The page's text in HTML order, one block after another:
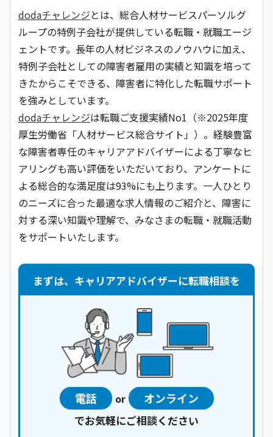
dodaチャレンジとは、総合人材サービスパーソルグ
ループの特例子会社が提供している転職・就職エージ
ェントです。長年の人材ビジネスのノウハウに加え、
特例子会社としての障害者雇用の実績と知識を培って
きたからこそできる、障害者に特化した転職サポート
を強みとしています。
dodaチャレンジは転職ご支援実績No1（※2025年度
厚生労働省「人材サービス総合サイト」）。経験豊富
な障害者専任のキャリアアドバイザーによる丁寧なヒ
アリングも高い評価をいただいており、アンケートに
よる総合的な満足度は93%にも上ります。一人ひとり
のニーズに合った最適な求人情報のご紹介と、障害に
対する深い知識や理解で、みなさまの転職・就職活動
をサポートいたします。
まずは、キャリアアドバイザーに転職相談を
電話 or オンライン
でお気軽にご相談ください